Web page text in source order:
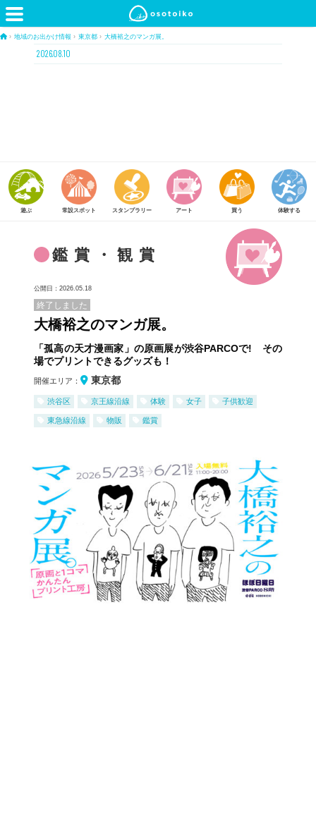
› 地域のお出かけ情報 › 東京都 › 大橋裕之のマンガ展。
2026.08.10
常設スポット スタンプラリー アート 買う 体験する 食べる
鑑賞・観賞
公開日：2026.05.18
終了しました
大橋裕之のマンガ展。
「孤高の天才漫画家」の原画展が渋谷PARCOで! その
場でプリントできるグッズも！
開催エリア： 東京都
渋谷区 京王線沿線 体験 女子 子供歓迎
東急線沿線 物販 鑑賞